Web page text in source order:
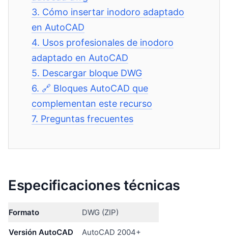
3. Cómo insertar inodoro adaptado
en AutoCAD
4. Usos profesionales de inodoro
adaptado en AutoCAD
5. Descargar bloque DWG
6. 🔗 Bloques AutoCAD que
complementan este recurso
7. Preguntas frecuentes
Especificaciones técnicas
Formato DWG (ZIP)
Versión AutoCAD AutoCAD 2004+